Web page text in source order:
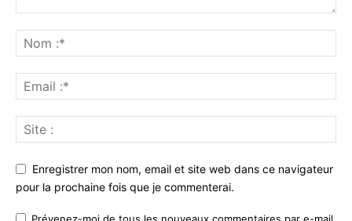
Enregistrer mon nom, email et site web dans ce navigateur
pour la prochaine fois que je commenterai.
Prévenez-moi de tous les nouveaux commentaires par e-mail.